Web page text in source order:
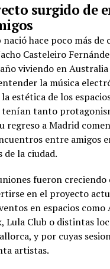
surgido de
hace poco más de
Casteleiro
viviendo en
la música
estética de los
tanto
regreso a Madrid
entre amigos
de la ciudad.
fueron
en el proyecto
en espacios
Lula Club o distintas
y por cuyas
artistas.